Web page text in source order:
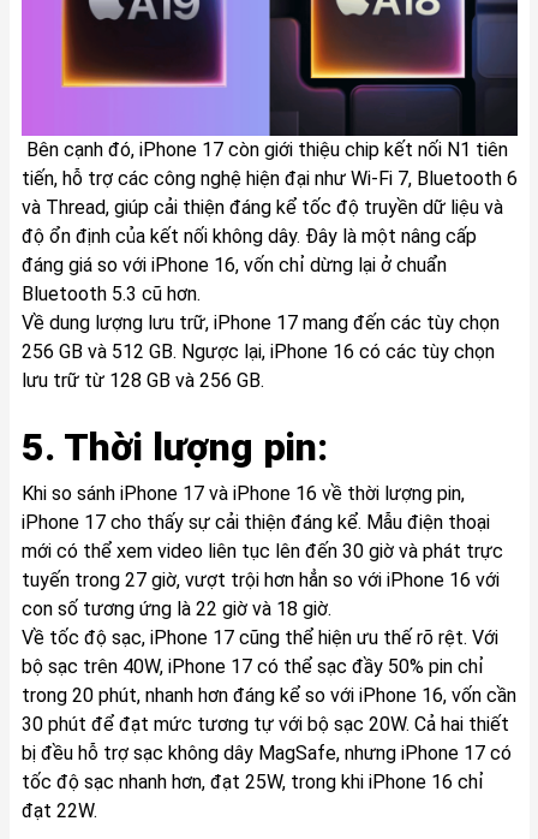
Bên cạnh đó, iPhone 17 còn giới thiệu chip kết nối N1 tiên
tiến, hỗ trợ các công nghệ hiện đại như Wi-Fi 7, Bluetooth 6
và Thread, giúp cải thiện đáng kể tốc độ truyền dữ liệu và
độ ổn định của kết nối không dây. Đây là một nâng cấp
đáng giá so với iPhone 16, vốn chỉ dừng lại ở chuẩn
Bluetooth 5.3 cũ hơn.
Về dung lượng lưu trữ, iPhone 17 mang đến các tùy chọn
256 GB và 512 GB. Ngược lại, iPhone 16 có các tùy chọn
lưu trữ từ 128 GB và 256 GB.
5. Thời lượng pin:
Khi so sánh iPhone 17 và iPhone 16 về thời lượng pin,
iPhone 17 cho thấy sự cải thiện đáng kể. Mẫu điện thoại
mới có thể xem video liên tục lên đến 30 giờ và phát trực
tuyến trong 27 giờ, vượt trội hơn hẳn so với iPhone 16 với
con số tương ứng là 22 giờ và 18 giờ.
Về tốc độ sạc, iPhone 17 cũng thể hiện ưu thế rõ rệt. Với
bộ sạc trên 40W, iPhone 17 có thể sạc đầy 50% pin chỉ
trong 20 phút, nhanh hơn đáng kể so với iPhone 16, vốn cần
30 phút để đạt mức tương tự với bộ sạc 20W. Cả hai thiết
bị đều hỗ trợ sạc không dây MagSafe, nhưng iPhone 17 có
tốc độ sạc nhanh hơn, đạt 25W, trong khi iPhone 16 chỉ
đạt 22W.